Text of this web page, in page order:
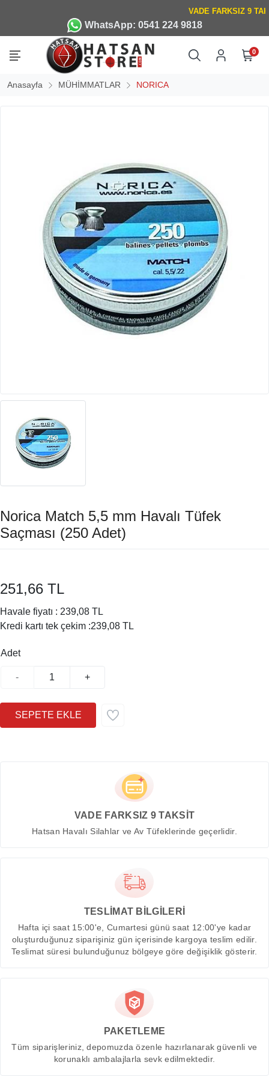
WhatsApp: 0541 224 9818
0
Anasayfa MÜHİMMATLAR NORICA
Norica Match 5,5 mm Havalı Tüfek
Saçması (250 Adet)
251,66 TL
Havale fiyatı : 239,08 TL
Kredi kartı tek çekim :239,08 TL
Adet
- +
VADE FARKSIZ 9 TAKSİT
Hatsan Havalı Silahlar ve Av Tüfeklerinde geçerlidir.
TESLİMAT BİLGİLERİ
Hafta içi saat 15:00'e, Cumartesi günü saat 12:00'ye kadar
oluşturduğunuz siparişiniz gün içerisinde kargoya teslim edilir.
Teslimat süresi bulunduğunuz bölgeye göre değişiklik gösterir.
PAKETLEME
Tüm siparişleriniz, depomuzda özenle hazırlanarak güvenli ve
korunaklı ambalajlarla sevk edilmektedir.